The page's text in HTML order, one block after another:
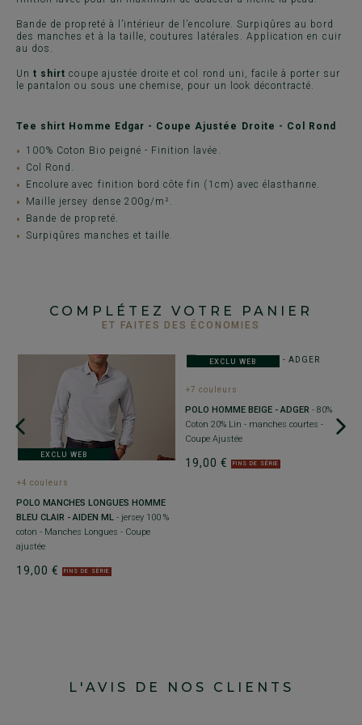
Bande de propreté à l’intérieur de l’encolure. Surpiqûres au bord
des manches et à la taille, coutures latérales. Application en cuir
au dos.
Unt shirt coupe ajustée droite et col rond uni, facile à porter sur
le pantalon ou sous une chemise, pour un look décontracté.
Tee shirt Homme Edgar - Coupe Ajustée Droite - Col Rond
100% Coton Bio peigné - Finition lavée.
Col Rond.
Encolure avec finition bord côte fin (1cm) avec élasthanne.
Maille jersey dense 200g/m².
Bande de propreté.
Surpiqûres manches et taille.
COMPLÉTEZ VOTRE PANIER
ET FAITES DES ÉCONOMIES
EXCLU WEB
+4 couleurs
POLO MANCHES LONGUES HOMME
BLEU CLAIR - AIDEN ML - jersey 100 %
coton - Manches Longues - Coupe
ajustée
19,00 € FINS DE SÉRIE
EXCLU WEB
+7 couleurs
POLO HOMME BEIGE - ADGER - 80%
Coton 20% Lin - manches courtes -
Coupe Ajustée
19,00 € FINS DE SÉRIE
L'AVIS DE NOS CLIENTS